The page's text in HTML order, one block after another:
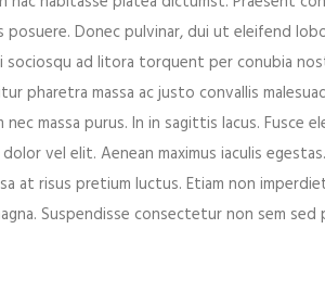
Donec pulvinar, dui ut eleifend
sociosqu ad litora torquent per conubia
pharetra massa ac justo convallis
massa purus. In in sagittis lacus. Fusce
vel elit. Aenean maximus iaculis egestas.
at risus pretium luctus. Etiam non
Suspendisse consectetur non sem sed
comment.